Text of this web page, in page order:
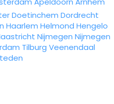
Doetinchem Dordrecht
Haarlem Helmond Hengelo
Nijmegen Nijmegen
Tilburg Veenendaal